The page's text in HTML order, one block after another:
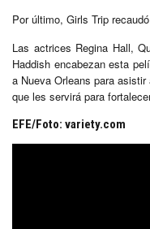
Por último, Girls Trip
Las actrices Regina Hall,
Haddish encabezan esta
a Nueva Orleans para
que les servirá para
EFE/Foto: variety.com